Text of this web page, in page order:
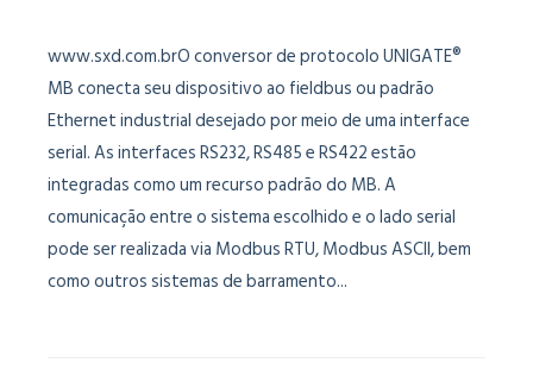
www.sxd.com.brO conversor de protocolo UNIGATE®
MB conecta seu dispositivo ao fieldbus ou padrão
Ethernet industrial desejado por meio de uma interface
serial. As interfaces RS232, RS485 e RS422 estão
integradas como um recurso padrão do MB. A
comunicação entre o sistema escolhido e o lado serial
pode ser realizada via Modbus RTU, Modbus ASCII, bem
como outros sistemas de barramento...